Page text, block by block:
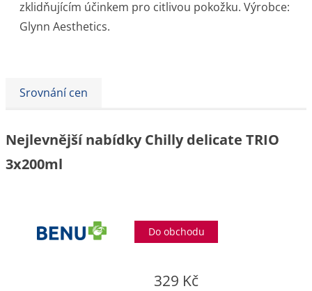
zklidňujícím účinkem pro citlivou pokožku. Výrobce:
Glynn Aesthetics.
Srovnání cen
Nejlevnější nabídky Chilly delicate TRIO
3x200ml
Do obchodu
329 Kč